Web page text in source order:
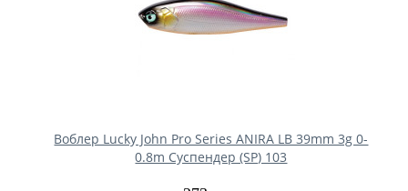
Воблер Lucky John Pro Series ANIRA LB 39mm 3g 0-
0.8m Cуспендер (SP) 103